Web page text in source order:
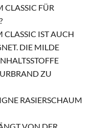
CLASSIC FÜR
CLASSIC IST AUCH
DIE MILDE
ZU
RASIERSCHAUM